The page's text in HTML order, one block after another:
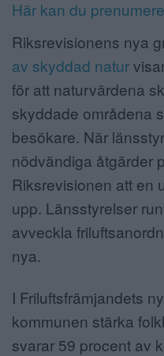
Här kan du
Riksrevisionens nya
av skyddad natur
för att naturvärdena
skyddade områdena
besökare. När
nödvändiga åtgärder
Riksrevisionen att en
upp. Länsstyrelser
avveckla
nya.
I Friluftsfrämjandets
kommunen stärka
svarar 59 procent av